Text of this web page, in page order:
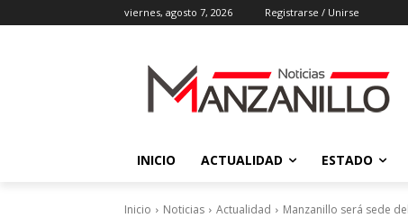
viernes, agosto 7, 2026 Registrarse / Unirse
INICIO ACTUALIDAD ESTADO
Inicio Noticias Actualidad Manzanillo será sede